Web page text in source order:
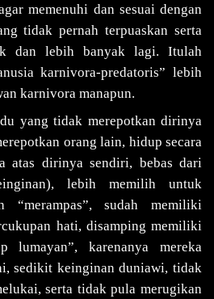
memenuhi dan sesuai dengan
tidak pernah terpuaskan serta
dan lebih banyak lagi. Itulah
karnivora-predatoris” lebih
karnivora manapun.
yang tidak merepotkan dirinya
orang lain, hidup secara
atas dirinya sendiri, bebas dari
lebih memilih untuk
“merampas”, sudah memiliki
hati, disamping memiliki
lumayan”, karenanya mereka
sedikit keinginan duniawi, tidak
serta tidak pula merugikan